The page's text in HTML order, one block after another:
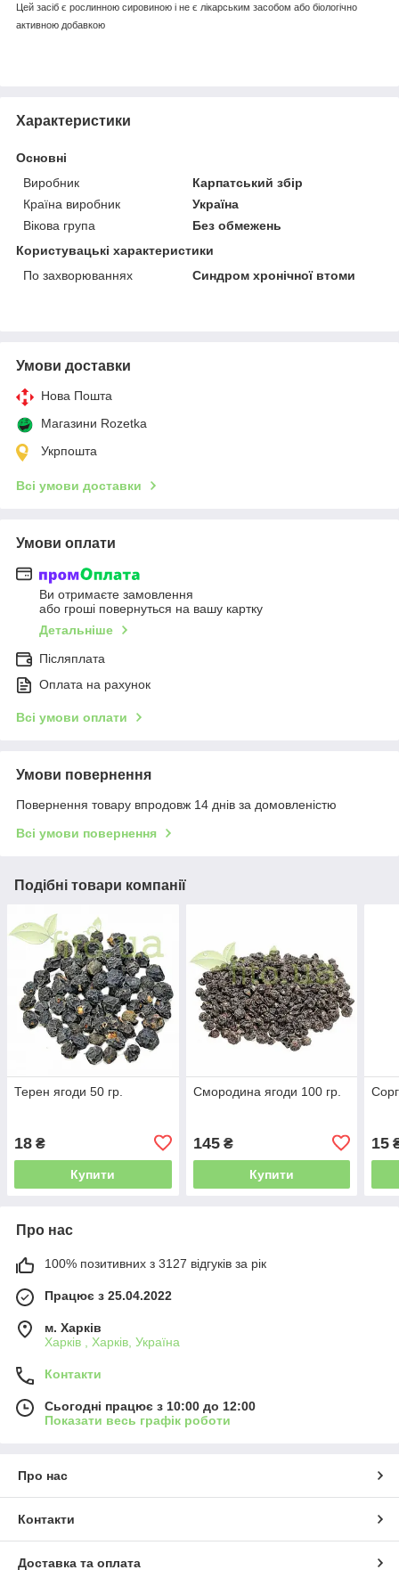
Цей засіб є рослинною сировиною і не є лікарським засобом або біологічно
активною добавкою
Характеристики
Основні
Виробник
Карпатський збір
Країна виробник
Україна
Вікова група
Без обмежень
Користувацькi характеристики
По захворюваннях
Синдром хронічної втоми
Умови доставки
Нова Пошта
Магазини Rozetka
Укрпошта
Всі умови доставки
Умови оплати
Ви отримаєте замовлення
або гроші повернуться на вашу картку
Детальніше
Післяплата
Оплата на рахунок
Всі умови оплати
Умови повернення
Повернення товару впродовж 14 днів за домовленістю
Всі умови повернення
Подібні товари компанії
Терен ягоди 50 гр.
18 ₴
Купити
Смородина ягоди 100 гр.
145₴
Купити
15
Про нас
100% позитивних з 3127 відгуків за рік
Працює з 25.04.2022
м. Харків
Харків , Харків, Україна
Контакти
Сьогодні працює з 10:00 до 12:00
Показати весь графік роботи
Про нас
Контакти
Доставка та оплата